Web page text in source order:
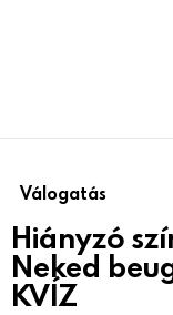
Válogatás
Hiányzó
Neked
KVÍZ